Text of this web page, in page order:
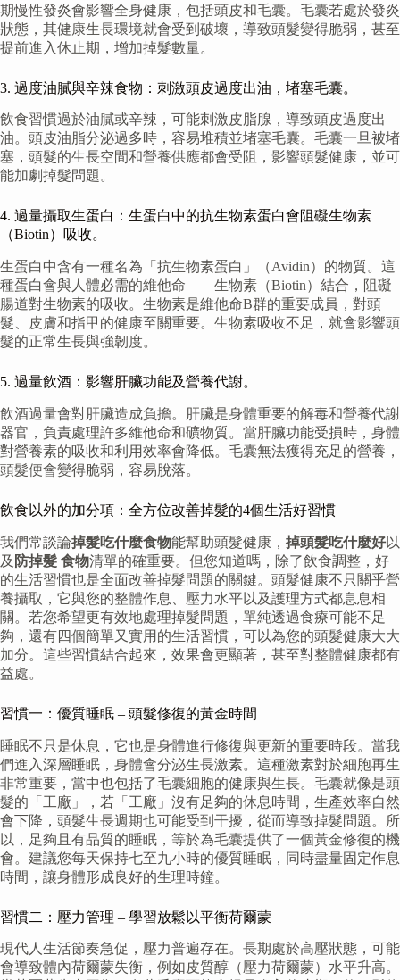
期慢性發炎會影響全身健康，包括頭皮和毛囊。毛囊若處於發炎
狀態，其健康生長環境就會受到破壞，導致頭髮變得脆弱，甚至
提前進入休止期，增加掉髮數量。
3. 過度油膩與辛辣食物：刺激頭皮過度出油，堵塞毛囊。
飲食習慣過於油膩或辛辣，可能刺激皮脂腺，導致頭皮過度出
油。頭皮油脂分泌過多時，容易堆積並堵塞毛囊。毛囊一旦被堵
塞，頭髮的生長空間和營養供應都會受阻，影響頭髮健康，並可
能加劇掉髮問題。
4. 過量攝取生蛋白：生蛋白中的抗生物素蛋白會阻礙生物素
（Biotin）吸收。
生蛋白中含有一種名為「抗生物素蛋白」（Avidin）的物質。這
種蛋白會與人體必需的維他命——生物素（Biotin）結合，阻礙
腸道對生物素的吸收。生物素是維他命B群的重要成員，對頭
髮、皮膚和指甲的健康至關重要。生物素吸收不足，就會影響頭
髮的正常生長與強韌度。
5. 過量飲酒：影響肝臟功能及營養代謝。
飲酒過量會對肝臟造成負擔。肝臟是身體重要的解毒和營養代謝
器官，負責處理許多維他命和礦物質。當肝臟功能受損時，身體
對營養素的吸收和利用效率會降低。毛囊無法獲得充足的營養，
頭髮便會變得脆弱，容易脫落。
飲食以外的加分項：全方位改善掉髮的4個生活好習慣
我們常談論掉髮吃什麼食物能幫助頭髮健康， 掉頭髮吃什麼好以
及 防掉髮 食物清單的確重要。但您知道嗎，除了飲食調整，好
的生活習慣也是全面改善掉髮問題的關鍵。頭髮健康不只關乎營
養攝取，它與您的整體作息、壓力水平以及護理方式都息息相
關。若您希望更有效地處理掉髮問題，單純透過食療可能不足
夠，還有四個簡單又實用的生活習慣，可以為您的頭髮健康大大
加分。這些習慣結合起來，效果會更顯著，甚至對整體健康都有
益處。
習慣一：優質睡眠 – 頭髮修復的黃金時間
睡眠不只是休息，它也是身體進行修復與更新的重要時段。當我
們進入深層睡眠，身體會分泌生長激素。這種激素對於細胞再生
非常重要，當中也包括了毛囊細胞的健康與生長。毛囊就像是頭
髮的「工廠」，若「工廠」沒有足夠的休息時間，生產效率自然
會下降，頭髮生長週期也可能受到干擾，從而導致掉髮問題。所
以，足夠且有品質的睡眠，等於為毛囊提供了一個黃金修復的機
會。建議您每天保持七至九小時的優質睡眠，同時盡量固定作息
時間，讓身體形成良好的生理時鐘。
習慣二：壓力管理 – 學習放鬆以平衡荷爾蒙
現代人生活節奏急促，壓力普遍存在。長期處於高壓狀態，可能
會導致體內荷爾蒙失衡，例如皮質醇（壓力荷爾蒙）水平升高。